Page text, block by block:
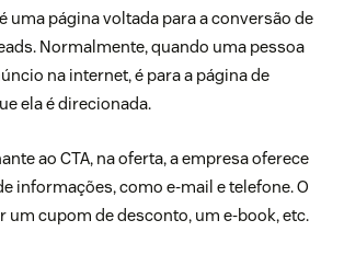
uma página voltada para a conversão de
Normalmente, quando uma pessoa
na internet, é para a página de
ela é direcionada.
ao CTA, na oferta, a empresa oferece
informações, como e-mail e telefone. O
um cupom de desconto, um e-book, etc.